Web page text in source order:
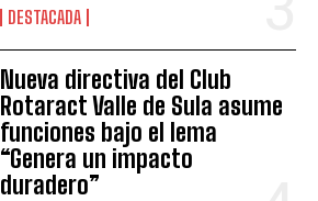
DESTACADA
Nueva directiva del Club
Rotaract Valle de Sula asume
funciones bajo el lema
“Genera un impacto
duradero”